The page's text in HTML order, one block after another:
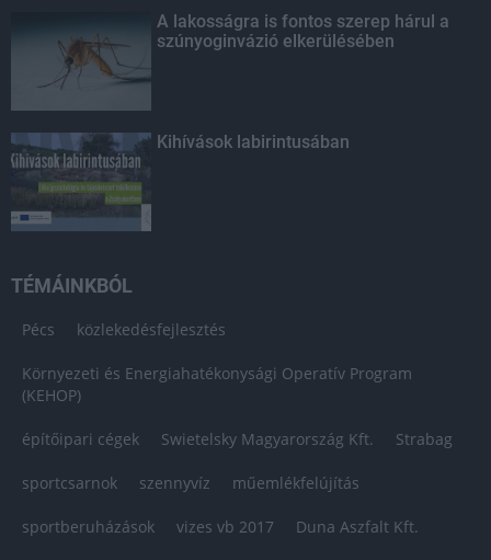
A lakosságra is fontos szerep hárul a
szúnyoginvázió elkerülésében
Kihívások labirintusában
TÉMÁINKBÓL
Pécs közlekedésfejlesztés
Környezeti és Energiahatékonysági Operatív Program
(KEHOP)
építőipari cégek Swietelsky Magyarország Kft. Strabag
sportcsarnok szennyvíz műemlékfelújítás
sportberuházások vizes vb 2017 Duna Aszfalt Kft.